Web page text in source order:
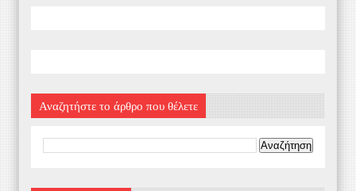
Αναζητήστε το άρθρο που θέλετε